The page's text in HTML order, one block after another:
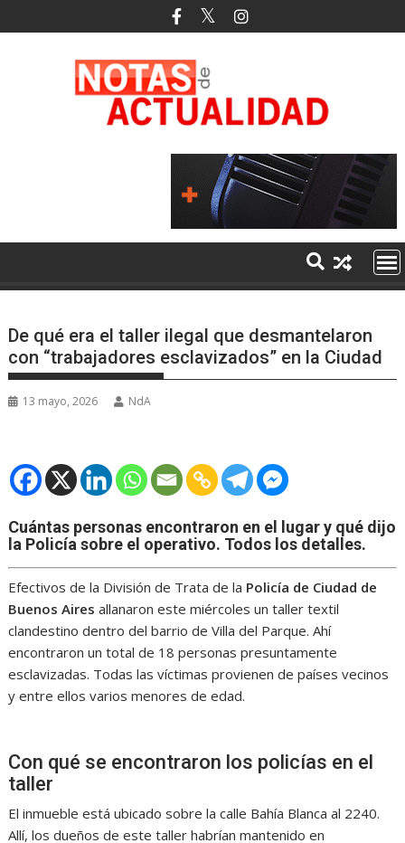
al
De qué era el taller ilegal que desmantelaron
con “trabajadores esclavizados” en la Ciudad
13 mayo, 2026 NdA
Cuántas personas encontraron en el lugar y qué dijo
la Policía sobre el operativo. Todos los detalles.
Efectivos de la División de Trata de la Policía de Ciudad de
Buenos Aires allanaron este miércoles un taller textil
clandestino dentro del barrio de Villa del Parque. Ahí
encontraron un total de 18 personas presuntamente
esclavizadas. Todas las víctimas provienen de países vecinos
y entre ellos varios menores de edad.
Con qué se encontraron los policías en el
taller
El inmueble está ubicado sobre la calle Bahía Blanca al 2240.
Allí, los dueños de este taller habrían mantenido en